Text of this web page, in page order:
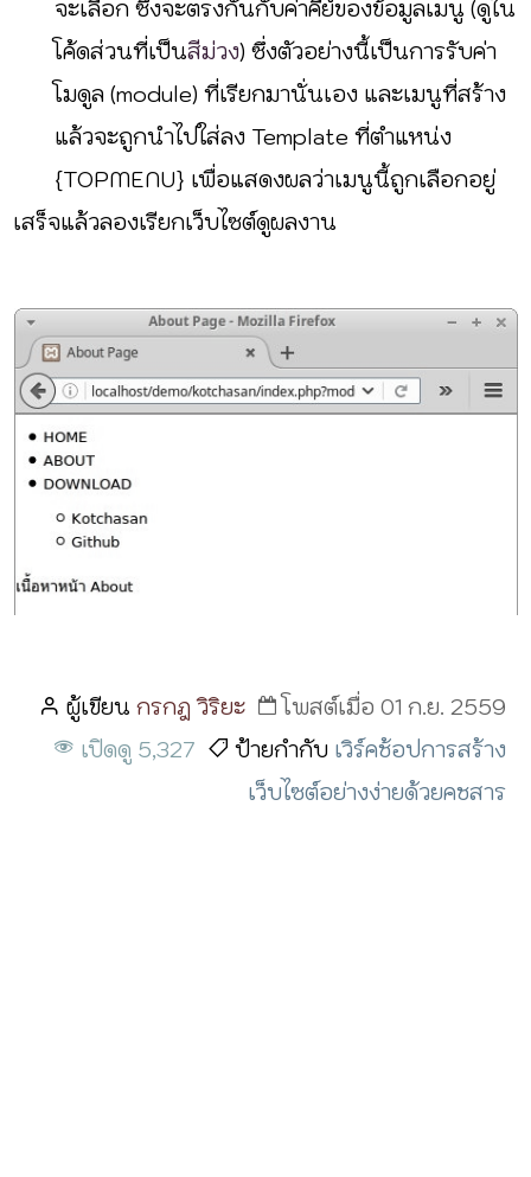
จะเลือก ซึ่งจะตรงกันกับค่าคีย์ของข้อมูลเมนู (ดูใน
โค้ดส่วนที่เป็นสีม่วง) ซึ่งตัวอย่างนี้เป็นการรับค่า
โมดูล (module) ที่เรียกมานั่นเอง และเมนูที่สร้าง
แล้วจะถูกนำไปใส่ลง Template ที่ตำแหน่ง
{TOPMENU} เพื่อแสดงผลว่าเมนูนี้ถูกเลือกอยู่
เสร็จแล้วลองเรียกเว็บไซต์ดูผลงาน
ผู้เขียน กรกฎ วิริยะ
โพสต์เมื่อ 01 ก.ย. 2559
เปิดดู 5,327
ป้ายกำกับ เวิร์คช้อปการสร้าง
เว็บไซต์อย่างง่ายด้วยคชสาร